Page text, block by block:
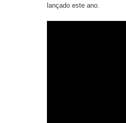
lançado este ano.